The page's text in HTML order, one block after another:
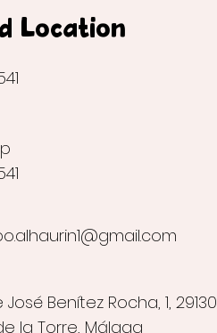
Location
José Benítez Rocha, 1, 29130
la Torre, Málaga